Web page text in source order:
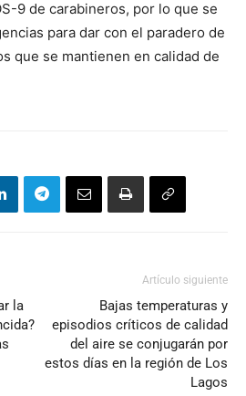
9 de carabineros, por lo que se
para dar con el paradero de
que se mantienen en calidad de
la
Artículo siguiente
Bajas temperaturas y
episodios críticos de calidad
del aire se conjugarán por
estos días en la región de Los
Lagos